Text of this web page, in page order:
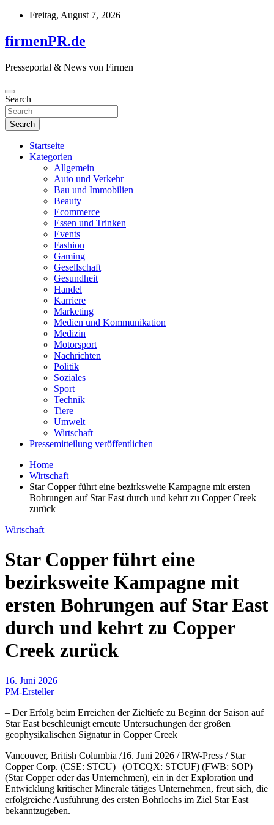
Skip
content
Freitag, August 7, 2026
firmenPR.de
Presseportal & News von Firmen
Search
Search
Startseite
Kategorien
Allgemein
Auto und Verkehr
Bau und Immobilien
Beauty
Ecommerce
Essen und Trinken
Events
Fashion
Gaming
Gesellschaft
Gesundheit
Handel
Karriere
Marketing
Medien und Kommunikation
Medizin
Motorsport
Nachrichten
Politik
Soziales
Sport
Technik
Tiere
Umwelt
Wirtschaft
Pressemitteilung veröffentlichen
Home
Wirtschaft
Star Copper führt eine bezirksweite Kampagne mit ersten
Bohrungen auf Star East durch und kehrt zu Copper Creek
zurück
Wirtschaft
Star Copper führt eine
bezirksweite Kampagne mit
ersten Bohrungen auf Star East
durch und kehrt zu Copper
Creek zurück
16. Juni 2026
PM-Ersteller
– Der Erfolg beim Erreichen der Zieltiefe zu Beginn der Saison auf
Star East beschleunigt erneute Untersuchungen der großen
geophysikalischen Signatur in Copper Creek
Vancouver, British Columbia /16. Juni 2026 / IRW-Press / Star
Copper Corp. (CSE: STCU) | (OTCQX: STCUF) (FWB: SOP)
(Star Copper oder das Unternehmen), ein in der Exploration und
Entwicklung kritischer Minerale tätiges Unternehmen, freut sich, die
erfolgreiche Ausführung des ersten Bohrlochs im Ziel Star East
bekanntzugeben.